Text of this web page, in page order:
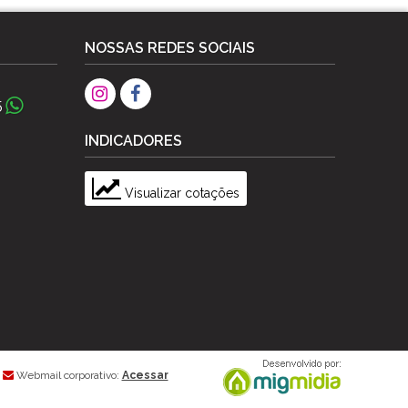
NOSSAS REDES SOCIAIS
INDICADORES
Visualizar cotações
Webmail corporativo: Acessar